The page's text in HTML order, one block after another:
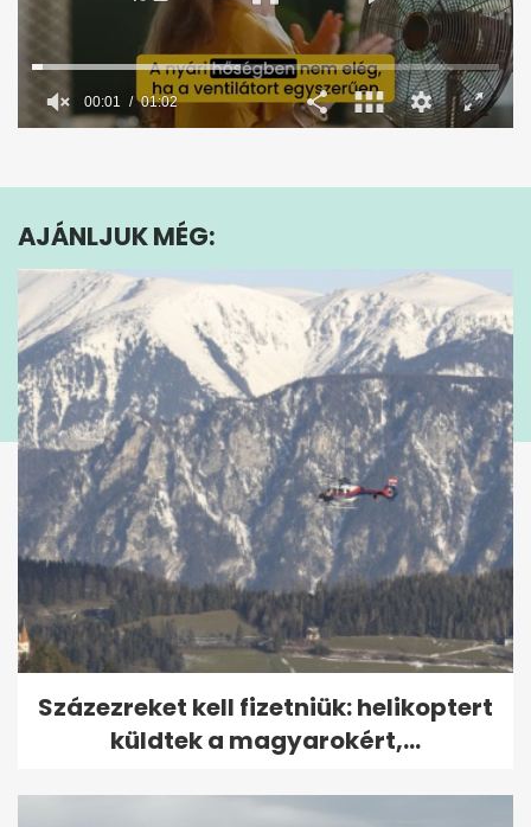
1
2
seconds
00:02 01:02
AJÁNLJUK MÉG:
Százezreket kell fizetniük: helikoptert
küldtek a magyarokért,...